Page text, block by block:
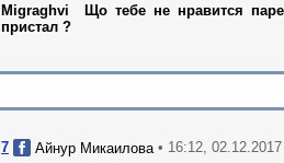
Migraghvi
Що тебе не нравится
пристал ?
7 Айнур Микаилова • 16:12, 02.12.2017